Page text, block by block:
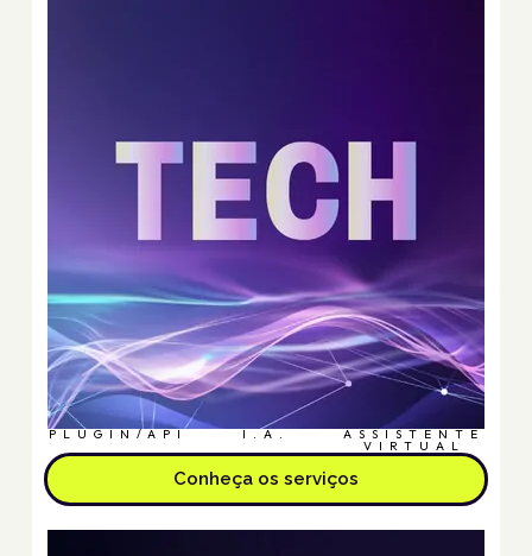
PLUGIN/API I.A. ASSISTENTE
VIRTUAL
Conheça os serviços